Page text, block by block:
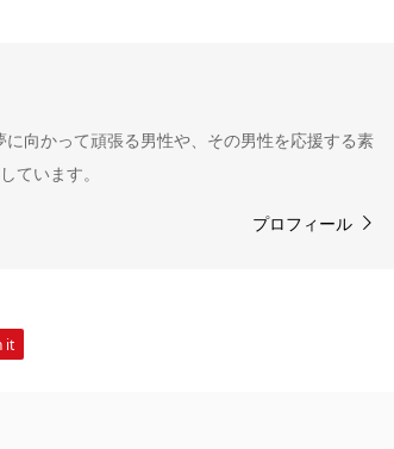
向かって頑張る男性や、その男性を応援する素
ています。
プロフィール
it